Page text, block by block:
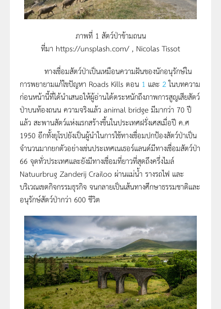
ภาพที่ 1 สัตว์ป่าข้ามถนน
ที่มา https://unsplash.com/ , Nicolas Tissot
ทางเชื่อมสัตว์ป่าเป็นเหมือนความฝันของนักอนุรักษ์ใน
การพยายามแก้ไขปัญหา Roads Kills ตอน 1 และ 2ในบทความ
ก่อนหน้านี้ที่ได้นำเสนอให้ผู้อ่านได้ตระหนักถึงภาพการสูญเสียสัตว์
ป่าบนท้องถนน ความจริงแล้ว animal bridge มีมากว่า 70 ปี
แล้ว สะพานสัตว์แห่งแรกสร้างขึ้นในประเทศฝรั่งเศสเมื่อปี ค.ศ
1950 อีกทั้งยุโรปยังเป็นผู้นำในการใช้ทางเชื่อมปกป้องสัตว์ป่าเป็น
จำนวนมากยกตัวอย่างเช่นประเทศเนเธอร์แลนด์มีทางเชื่อมสัตว์ป่า
66 จุดทั่วประเทศและยังมีทางเชื่อมที่ยาวที่สุดถึงครึ่งไมล์
Natuurbrug Zanderij Crailoo ผ่านแม่น้ำ รางรถไฟ และ
บริเวณเขตกิจกรรมธุรกิจ จนกลายเป็นเส้นทางศึกษาธรรมชาติและ
อนุรักษ์สัตว์ป่ากว่า 600 ชีวิต